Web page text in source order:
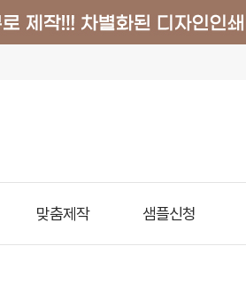
맞춤제작 샘플신청